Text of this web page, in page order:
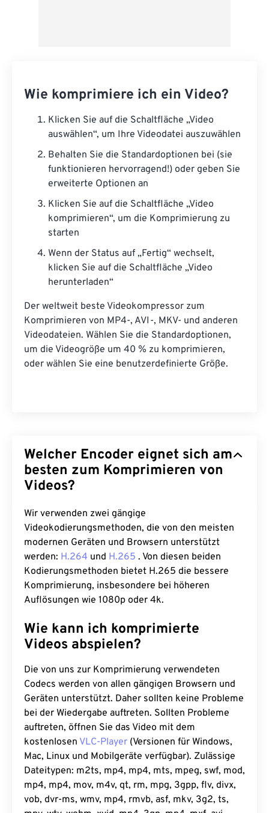
Wie komprimiere ich ein Video?
Klicken Sie auf die Schaltfläche „Video
auswählen“, um Ihre Videodatei auszuwählen
Behalten Sie die Standardoptionen bei (sie
funktionieren hervorragend!) oder geben Sie
erweiterte Optionen an
Klicken Sie auf die Schaltfläche „Video
komprimieren“, um die Komprimierung zu
starten
Wenn der Status auf „Fertig“ wechselt,
klicken Sie auf die Schaltfläche „Video
herunterladen“
Der weltweit beste Videokompressor zum
Komprimieren von MP4-, AVI-, MKV- und anderen
Videodateien. Wählen Sie die Standardoptionen,
um die Videogröße um 40 % zu komprimieren,
oder wählen Sie eine benutzerdefinierte Größe.
Welcher Encoder eignet sich am
besten zum Komprimieren von
Videos?
Wir verwenden zwei gängige
Videokodierungsmethoden, die von den meisten
modernen Geräten und Browsern unterstützt
werden: H.264 und H.265 . Von diesen beiden
Kodierungsmethoden bietet H.265 die bessere
Komprimierung, insbesondere bei höheren
Auflösungen wie 1080p oder 4k.
Wie kann ich komprimierte
Videos abspielen?
Die von uns zur Komprimierung verwendeten
Codecs werden von allen gängigen Browsern und
Geräten unterstützt. Daher sollten keine Probleme
bei der Wiedergabe auftreten. Sollten Probleme
auftreten, öffnen Sie das Video mit dem
kostenlosen VLC-Player (Versionen für Windows,
Mac, Linux und Mobilgeräte verfügbar). Zulässige
Dateitypen: m2ts, mp4, mp4, mts, mpeg, swf, mod,
mp4, mp4, mov, m4v, qt, rm, mpg, 3gpp, flv, divx,
vob, dvr-ms, wmv, mp4, rmvb, asf, mkv, 3g2, ts,